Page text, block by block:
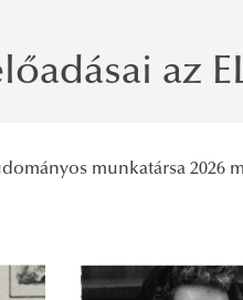
az
munkatársa 2026